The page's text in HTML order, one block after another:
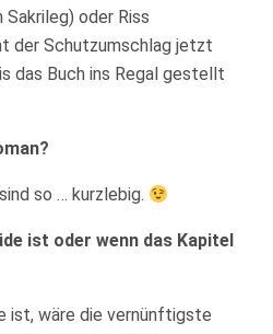
Sakrileg) oder Riss
der Schutzumschlag jetzt
das Buch ins Regal gestellt
so … kurzlebig.
ist oder wenn das Kapitel
ist, wäre die vernünftigste